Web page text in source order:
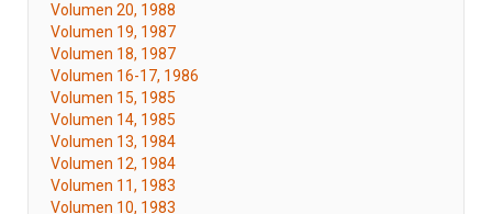
Volumen 20, 1988
Volumen 19, 1987
Volumen 18, 1987
Volumen 16-17, 1986
Volumen 15, 1985
Volumen 14, 1985
Volumen 13, 1984
Volumen 12, 1984
Volumen 11, 1983
Volumen 10, 1983